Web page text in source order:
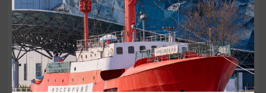
Калининград, Калининградский областной музей
изобразительных искусств
ОТ 250₽